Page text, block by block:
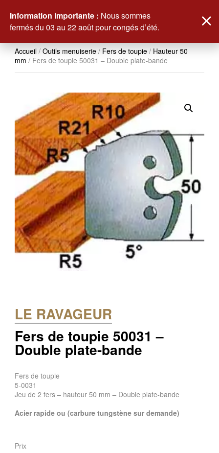
Accueil / Outils menuiserie / Fers de toupie / Hauteur 50
mm / Fers de toupie 50031 – Double plate-bande
LE RAVAGEUR
Fers de toupie 50031 –
Double plate-bande
Fers de toupie
5-0031
Jeu de 2 fers – hauteur 50 mm – Double plate-bande
Acier rapide ou (carbure tungstène sur demande)
Prix
Information importante : Nous sommes
fermés du 03 au 22 août pour congés d’été.